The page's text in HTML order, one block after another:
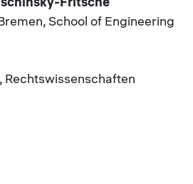
School of Engineering
Rechtswissenschaften